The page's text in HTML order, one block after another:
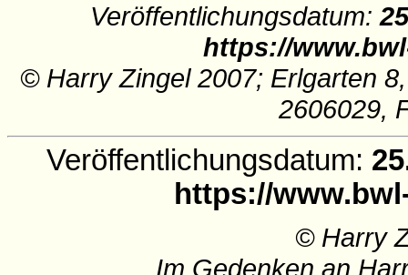
Veröffentlichungsdatum:
https://
© Harry Zingel 2007; Erlgarten
2606029,
Veröffentlichungsdatum:
https://
© Harry
Im Gedenken an